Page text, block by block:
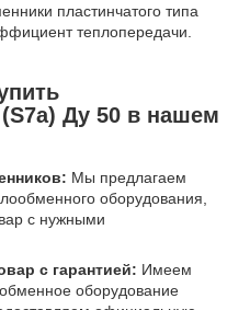
пластинчатого типа
теплопередачи.
Ду 50 в нашем
: Мы предлагаем
оборудования,
с нужными
с гарантией: Имеем
оборудование